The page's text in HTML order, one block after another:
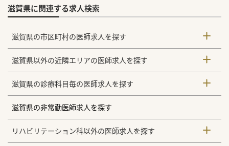
滋賀県に関連する求人検索
滋賀県の市区町村の医師求人を探す
滋賀県以外の近隣エリアの医師求人を探す
滋賀県の診療科目毎の医師求人を探す
滋賀県の非常勤医師求人を探す
リハビリテーション科以外の医師求人を探す